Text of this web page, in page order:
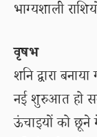
भाग्यशाली
वृषभ
शनि द्वारा
नई शुरुआत हो
ऊंचाइयों को छूने